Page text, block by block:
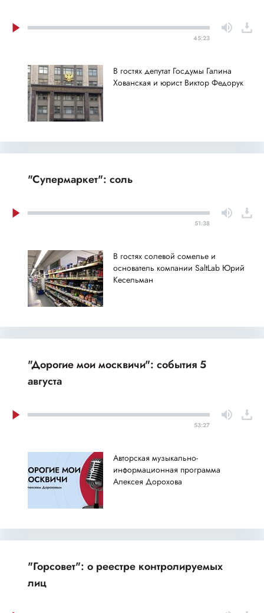
45:23
В гостях депутат Госдумы Галина
Хованская и юрист Виктор Федорук
"Супермаркет": соль
51:38
В гостях солевой сомелье и
основатель компании SaltLab Юрий
Кесельман
"Дорогие мои москвичи": события 5
августа
53:27
Авторская музыкально-
информационная программа
Алексея Дорохова
"Горсовет": о реестре контролируемых
лиц